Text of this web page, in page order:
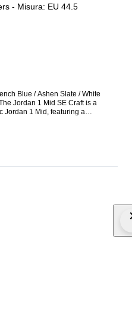
- Misura: EU 44.5
Blue / Ashen Slate / White
Jordan 1 Mid, featuring a
Perfect for collectors and
Jordan 1. Details: